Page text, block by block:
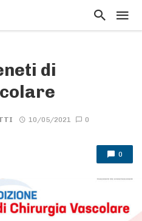
di
10/05/2021 0
0